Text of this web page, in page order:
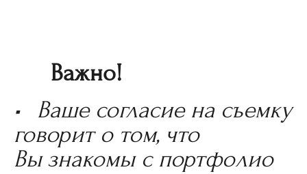
Важно!
•
Ваше согласие на съемку
говорит о том, что
Вы знакомы с портфолио